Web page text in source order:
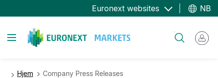
til
hovedinnhold
Euronext websites NB
Toggle navigation
Hjem Company Press Releases